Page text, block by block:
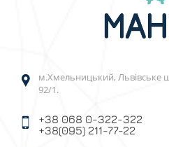
м.Хмельницький, Львівське
92/1.
+38 068 0-322-322
+38(095) 211-77-22